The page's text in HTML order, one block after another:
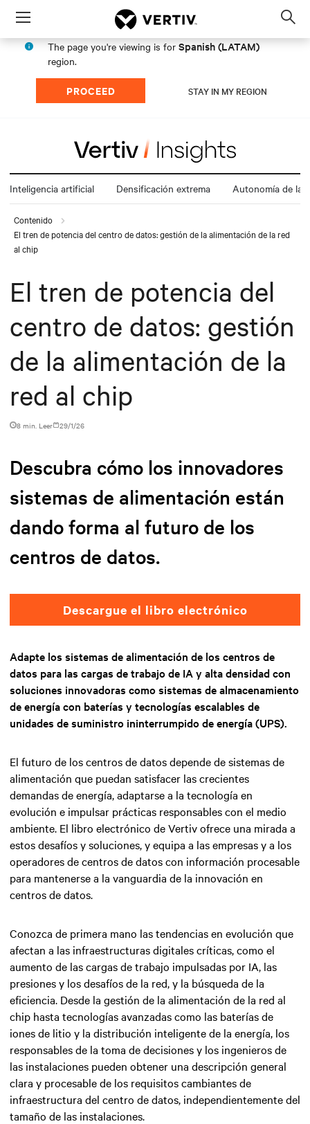
Menu
The page you're viewing is for Spanish (LATAM)
region.
PROCEED STAY IN MY REGION
Inteligencia artificial Densificación extrema Autonomía de la
Contenido
El tren de potencia del centro de datos: gestión de la alimentación de la red
al chip
El tren de potencia del
centro de datos: gestión
de la alimentación de la
red al chip
8 min. Leer 29/1/26
Descubra cómo los innovadores
sistemas de alimentación están
dando forma al futuro de los
centros de datos.
Descargue el libro electrónico
Adapte los sistemas de alimentación de los centros de
datos para las cargas de trabajo de IA y alta densidad con
soluciones innovadoras como sistemas de almacenamiento
de energía con baterías y tecnologías escalables de
unidades de suministro ininterrumpido de energía (UPS).
El futuro de los centros de datos depende de sistemas de
alimentación que puedan satisfacer las crecientes
demandas de energía, adaptarse a la tecnología en
evolución e impulsar prácticas responsables con el medio
ambiente. El libro electrónico de Vertiv ofrece una mirada a
estos desafíos y soluciones, y equipa a las empresas y a los
operadores de centros de datos con información procesable
para mantenerse a la vanguardia de la innovación en
centros de datos.
Conozca de primera mano las tendencias en evolución que
afectan a las infraestructuras digitales críticas, como el
aumento de las cargas de trabajo impulsadas por IA, las
presiones y los desafíos de la red, y la búsqueda de la
eficiencia. Desde la gestión de la alimentación de la red al
chip hasta tecnologías avanzadas como las baterías de
iones de litio y la distribución inteligente de la energía, los
responsables de la toma de decisiones y los ingenieros de
las instalaciones pueden obtener una descripción general
clara y procesable de los requisitos cambiantes de
infraestructura del centro de datos, independientemente del
tamaño de las instalaciones.